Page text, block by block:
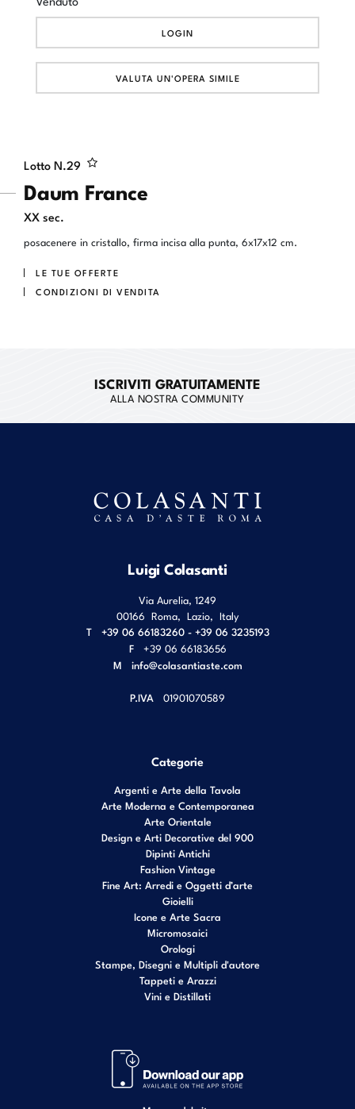
Lotto N.29
Daum France
XX sec.
posacenere in cristallo, firma incisa alla punta, 6x17x12 cm.
LE TUE OFFERTE
CONDIZIONI DI VENDITA
LOGIN
VALUTA UN'OPERA SIMILE
ISCRIVITI GRATUITAMENTE
ALLA NOSTRA COMMUNITY
Luigi Colasanti
Via Aurelia, 1249
00166 Roma, Lazio, Italy
T
+39 06 66183260 - +39 06 3235193
F
+39 06 66183656
M info@colasantiaste.com
P.IVA 01901070589
Categorie
Argenti e Arte della Tavola
Arte Moderna e Contemporanea
Arte Orientale
Design e Arti Decorative del 900
Dipinti Antichi
Fashion Vintage
Fine Art: Arredi e Oggetti d’arte
Gioielli
Icone e Arte Sacra
Micromosaici
Orologi
Stampe, Disegni e Multipli d'autore
Tappeti e Arazzi
Vini e Distillati